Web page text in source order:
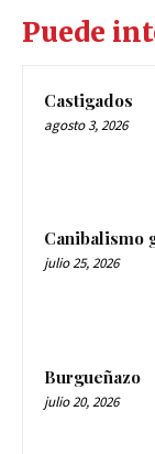
Puede
Castigados
agosto 3, 2026
Canibalismo
julio 25, 2026
Burgueñazo
julio 20, 2026